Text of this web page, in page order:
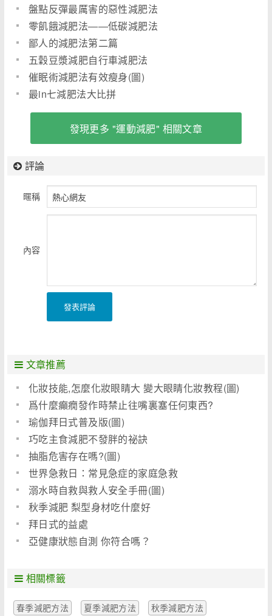
盤點反彈最厲害的惡性減肥法
零飢餓減肥法――低碳減肥法
鄙人的減肥法第二篇
五穀豆漿減肥自行車減肥法
催眠術減肥法有效瘦身(圖)
最in七減肥法大比拼
發現更多 "運動減肥" 相關文章
評論
暱稱
內容
發表評論
文章推薦
化妝技能,怎麼化妝眼睛大 變大眼睛化妝教程(圖)
爲什麼癲癇發作時禁止往嘴裏塞任何東西?
瑜伽拜日式普及版(圖)
巧吃主食減肥不發胖的祕訣
抽脂危害存在嗎?(圖)
世界急救日：常見急症的家庭急救
溺水時自救與救人安全手冊(圖)
秋季減肥 梨型身材吃什麼好
拜日式的益處
亞健康狀態自測 你符合嗎？
相關標籤
春季減肥方法 夏季減肥方法 秋季減肥方法